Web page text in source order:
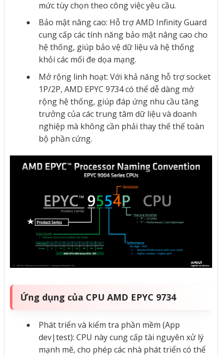
mức tùy chọn theo công việc yêu cầu.
Bảo mật nâng cao: Hỗ trợ AMD Infinity Guard
cung cấp các tính năng bảo mật nâng cao cho
hệ thống, giúp bảo vệ dữ liệu và hệ thống
khỏi các mối đe dọa mạng.
Mở rộng linh hoạt: Với khả năng hỗ trợ socket
1P/2P, AMD EPYC 9734 có thể dễ dàng mở
rộng hệ thống, giúp đáp ứng nhu cầu tăng
trưởng của các trung tâm dữ liệu và doanh
nghiệp mà không cần phải thay thế thế toàn
bộ phần cứng.
Ứng dụng của CPU AMD EPYC 9734
Phát triển và kiểm tra phần mềm (App
dev|test): CPU này cung cấp tài nguyên xử lý
mạnh mẽ, cho phép các nhà phát triển có thể